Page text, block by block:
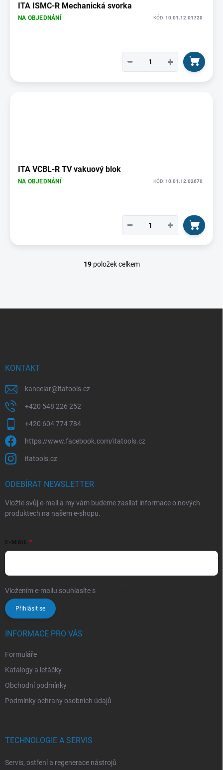
ITA ISMC-R Mechanická svorka
NA OBJEDNÁNÍ KÓD:10.01.12.01720
+
−
ITA VCBL-R TV vakuový blok
NA OBJEDNÁNÍ KÓD:10.01.12.02670
+
−
O
d
u
19položek celkem
KONTAKT
kancelar@itatools.cz
+420 548 226 252
+420 604 774 784
https://www.facebook.com/itatools.cz
itatools.cz
ODEBÍRAT NEWSLETTER
Vložte svůj e-mail a my vám budeme zasílat informace o nových
produktech na našem e-shopu.
E-MAIL
Vložením e-mailu souhlasíte s
Přihlásit se
INFORMACE PRO VÁS
Formuláře
Katalogy a letáčky
Obchodní podmínky
Podmínky ochrany osobních údajů
TECHNOLOGIE A SERVIS
Servis, ostření a regenerace nástrojů